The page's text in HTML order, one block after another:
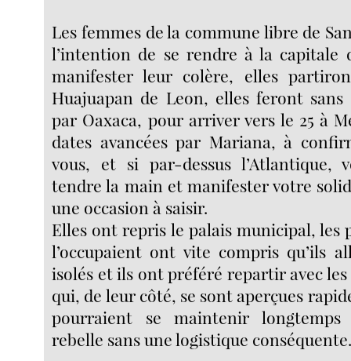
Les femmes de la commune libre de
l’intention de se rendre à la capitale
manifester leur colère, elles
Huajuapan de Leon, elles feront
par Oaxaca, pour arriver vers le 25 à
dates avancées par Mariana, à
vous, et si par-dessus l’Atlantique,
tendre la main et manifester votre
une occasion à saisir.
Elles ont repris le palais municipal, les
l’occupaient ont vite compris qu’ils
isolés et ils ont préféré repartir avec
qui, de leur côté, se sont aperçues
pourraient se maintenir
rebelle sans une logistique